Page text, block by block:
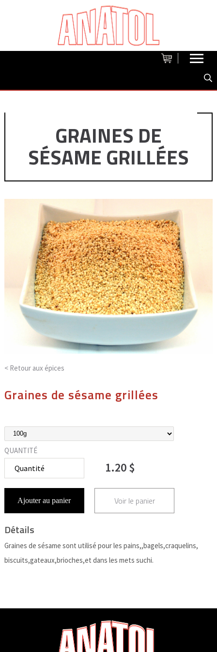
GRAINES DE
SÉSAME GRILLÉES
< Retour aux épices
Graines de sésame grillées
QUANTITÉ
1.20 $
Ajouter au panier Voir le panier
Détails
Graines de sésame sont utilisé pour les pains,,bagels,craquelins,
biscuits,gateaux,brioches,et dans les mets suchi.